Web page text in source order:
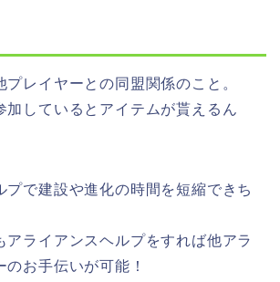
プレイヤーとの同盟関係のこと。
加しているとアイテムが貰えるん
プで建設や進化の時間を短縮できち
アライアンスヘルプをすれば他アラ
お手伝いが可能！